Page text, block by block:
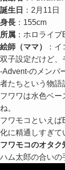
誕生日 ：2月11日
身長 ：155cm
所属 ：ホロライ
絵師（ママ）
：
双子設定だけど、
-Advent-のメンバ
者たちという物語
フワワは水色ベ
ね。
フワモコといえ
化に精通しすぎ
フワモコのオタク
ハム太郎の合いの